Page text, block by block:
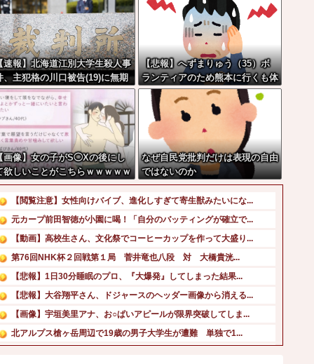
速報】北海道江別大学生殺人事
、主犯格の川口被告(19)に無期
役の判決←これ、妥当だと思
？？？？？？
【悲報】へずまりゅう（35）ボ
ランティアのため熊本に行くも体
調不良で病院に行く
画像】女の子がS◯Xの後にし
欲しいことがこちらｗｗｗｗｗ
なぜ自民党批判だけは表現の自由
ではないのか
【閲覧注意】女性向けバイブ、進化しすぎて寄生獣みたいにな...
元カープ前田智徳が小園に喝！「自分のバッティングが確立で...
【動画】高校生さん、文化祭でコーヒーカップを作って大盛り...
第76回NHK杯２回戦第１局 菅井竜也八段 対 大橋貴洸...
【悲報】1日30分睡眠のプロ、『大爆発』してしまった結果...
【悲報】大谷翔平さん、ドジャースのヘッダー画像から消える...
【画像】宇垣美里アナ、お○ぱいアピールが限界突破してしま...
北アルプス槍ヶ岳周辺で19歳の男子大学生が遭難 単独で1...